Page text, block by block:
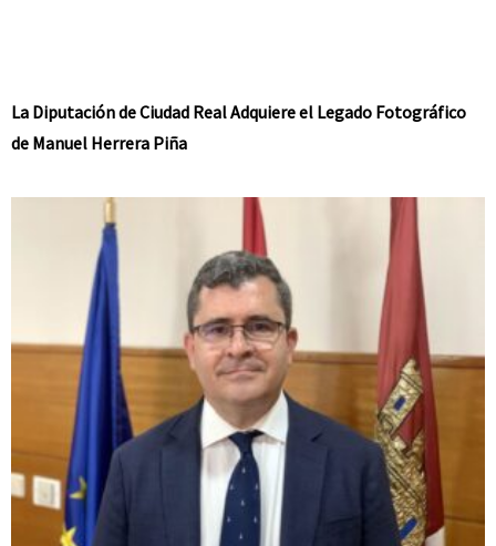
La Diputación de Ciudad Real Adquiere el Legado Fotográfico
de Manuel Herrera Piña